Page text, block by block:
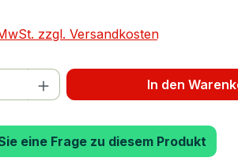
zzgl. Versandkosten
Gib denIn den
eine Frage zu diesem Produkt